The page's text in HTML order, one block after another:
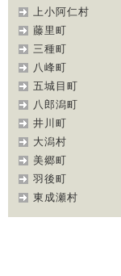
上小阿仁村
藤里町
三種町
八峰町
五城目町
八郎潟町
井川町
大潟村
美郷町
羽後町
東成瀬村